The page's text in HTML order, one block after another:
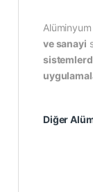
Alüminyum
ve sanayi
Diğer